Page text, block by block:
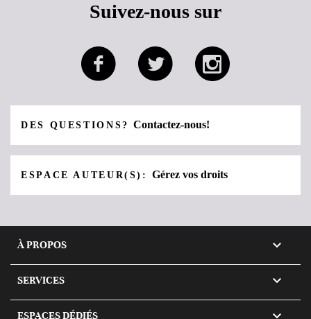
Suivez-nous sur
DES QUESTIONS?Contactez-nous!
ESPACE AUTEUR(S):Gérez vos droits
À PROPOS 
SERVICES 
ESPACES DÉDIÉS